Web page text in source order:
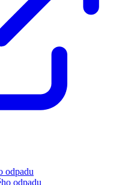
odpadu
odpadu